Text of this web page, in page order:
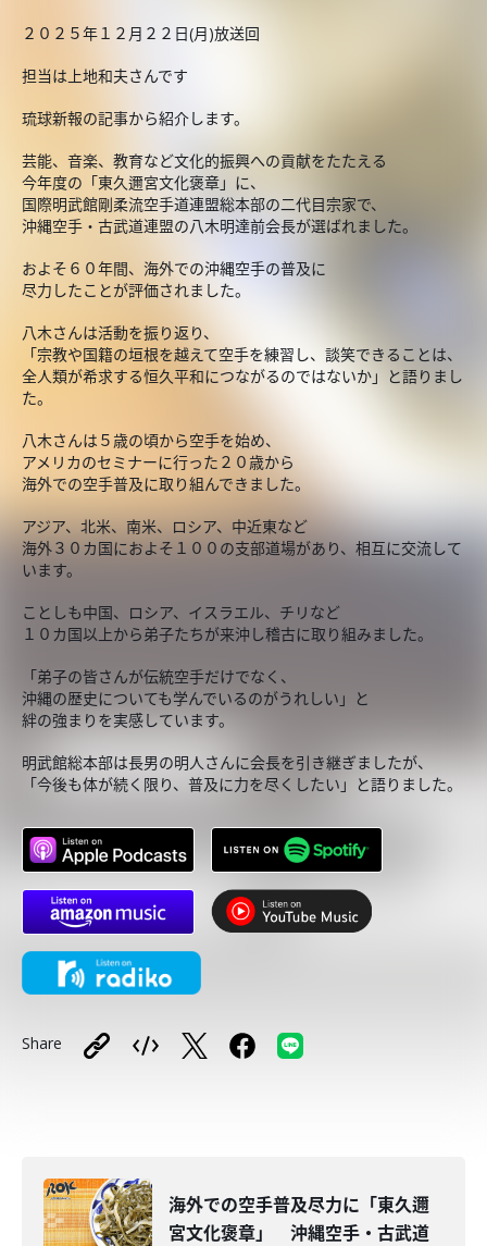
２０２５年１２月２２日(月)放送回
担当は上地和夫さんです
琉球新報の記事から紹介します。
芸能、音楽、教育など文化的振興への貢献をたたえる
今年度の「東久邇宮文化褒章」に、
国際明武館剛柔流空手道連盟総本部の二代目宗家で、
沖縄空手・古武道連盟の八木明達前会長が選ばれました。
およそ６０年間、海外での沖縄空手の普及に
尽力したことが評価されました。
八木さんは活動を振り返り、
「宗教や国籍の垣根を越えて空手を練習し、談笑できることは、
全人類が希求する恒久平和につながるのではないか」と語りまし
た。
八木さんは５歳の頃から空手を始め、
アメリカのセミナーに行った２０歳から
海外での空手普及に取り組んできました。
アジア、北米、南米、ロシア、中近東など
海外３０カ国におよそ１００の支部道場があり、相互に交流して
います。
ことしも中国、ロシア、イスラエル、チリなど
１０カ国以上から弟子たちが来沖し稽古に取り組みました。
「弟子の皆さんが伝統空手だけでなく、
沖縄の歴史についても学んでいるのがうれしい」と
絆の強まりを実感しています。
明武館総本部は長男の明人さんに会長を引き継ぎましたが、
「今後も体が続く限り、普及に力を尽くしたい」と語りました。
Share
海外での空手普及尽力に「東久邇
宮文化褒章」 沖縄空手・古武道